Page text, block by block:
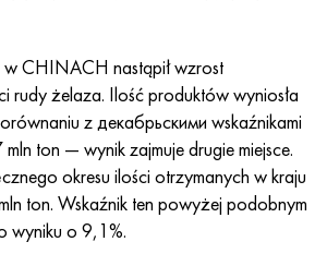
w CHINACH nastąpił wzrost
rudy żelaza. Ilość produktów wyniosła
z декабрьскими wskaźnikami
ton — wynik zajmuje drugie miejsce.
okresu ilości otrzymanych w kraju
ton. Wskaźnik ten powyżej podobnym
wyniku o 9,1%.
Cw352h
1.5752
5-2, sw7m
5-2-5
5-3